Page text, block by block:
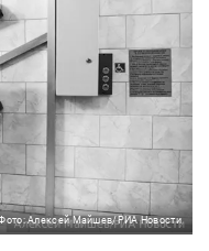
Алексей Майшев/РИА Новости